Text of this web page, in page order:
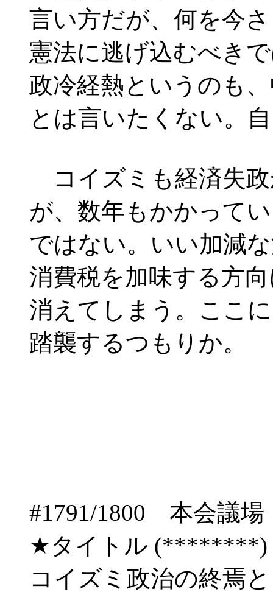
言い方だが、何を今
憲法に逃げ込むべき
政冷経熱というのも
とは言いたくない。
コイズミも経済失政
が、数年もかかって
ではない。いい加減
消費税を加味する方
消えてしまう。ここ
踏襲するつもりか。
#1791/1800 本会議
★タイトル (********)
コイズミ政治の終焉